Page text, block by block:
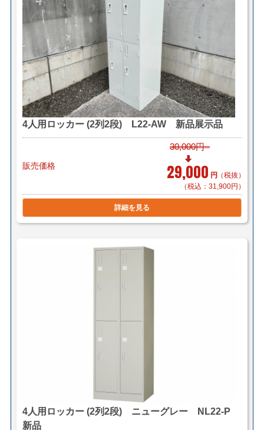
ヤマトらくらく家財便料金はこちら
＜送料例＞
■横浜市内 1台 ￥1,100（自社便・軒先渡し/又は簡単
な搬入）
3台で￥2,300（自社便・搬入設置/1階又は
EV有り）
■東京23区 1～5台で￥5,500（自社便・軒先渡し）
1～5台で￥8,250（自社便・搬入設置/EV搬
＊階段作業・経路養生は別途見積もり致します。
＊複数（他商品含む）ご購入の場合は同梱等、最良の方
法で送料を算出させて頂きます。
＊店頭引き渡し可能です。（要事前連絡）
4人用ロッカー (2列2段) L22-AW 新品展示品
販売価格
30,000円
29,000 円 （税抜）
（税込：31,900円）
詳細を見る
4人用ロッカー (2列2段) ニューグレー NL22-P
新品